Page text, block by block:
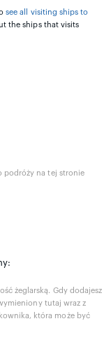
see all visiting ships to
the ships that visits
podróży na tej stronie
żeglarską. Gdy dodajesz
tutaj wraz z
która może być